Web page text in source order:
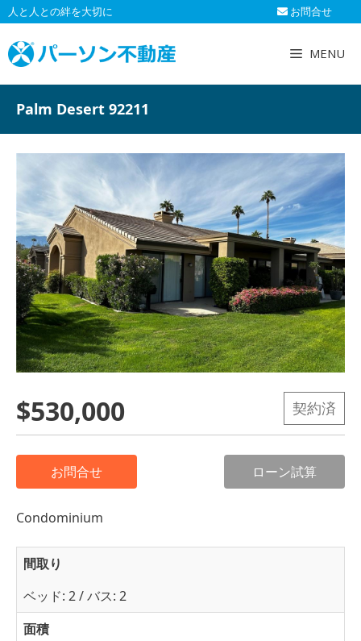
コ
ン
テ
ン
ツ
人と人との絆を大切に お問合せ
MENU
Palm Desert 92211
$530,000 契約済
お問合せ ローン試算
Condominium
間取り
ベッド: 2 / バス: 2
面積